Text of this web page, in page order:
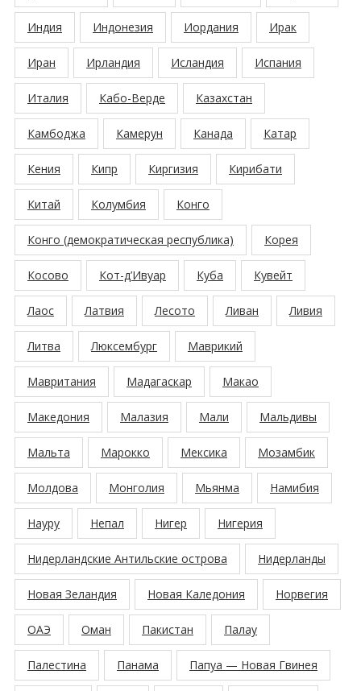
Индия Индонезия Иордания Ирак
Иран Ирландия Исландия Испания
Италия Кабо-Верде Казахстан
Камбоджа Камерун Канада Катар
Кения Кипр Киргизия Кирибати
Китай Колумбия Конго
Конго (демократическая республика) Корея
Косово Кот-д’Ивуар Куба Кувейт
Лаос Латвия Лесото Ливан Ливия
Литва Люксембург Маврикий
Мавритания Мадагаскар Макао
Македония Малазия Мали Мальдивы
Мальта Марокко Мексика Мозамбик
Молдова Монголия Мьянма Намибия
Науру Непал Нигер Нигерия
Нидерландские Антильские острова Нидерланды
Новая Зеландия Новая Каледония Норвегия
ОАЭ Оман Пакистан Палау
Палестина Панама Папуа — Новая Гвинея